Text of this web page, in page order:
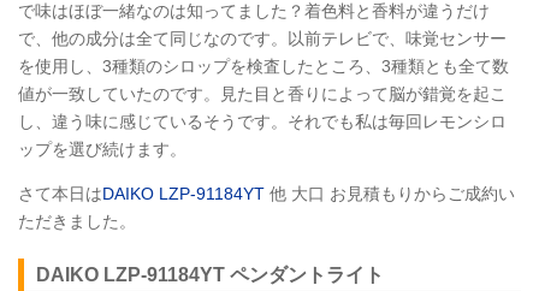
で味はほぼ一緒なのは知ってました？着色料と香料が違うだけ
で、他の成分は全て同じなのです。以前テレビで、味覚センサー
を使用し、3種類のシロップを検査したところ、3種類とも全て数
値が一致していたのです。見た目と香りによって脳が錯覚を起こ
し、違う味に感じているそうです。それでも私は毎回レモンシロ
ップを選び続けます。
さて本日はDAIKO LZP-91184YT 他 大口 お見積もりからご成約い
ただきました。
DAIKO LZP-91184YT ペンダントライト